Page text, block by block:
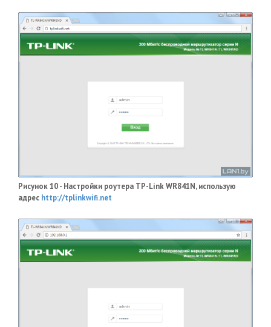
Рисунок 10 - Настройки роутера TP-Link WR841N, использую
адрес http://tplinkwifi.net